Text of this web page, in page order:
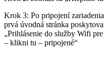
Krok 3: Po pripojení
prvá úvodná stránka
„Prihlásenie do služby Wifi
– klikni tu – pripojené“